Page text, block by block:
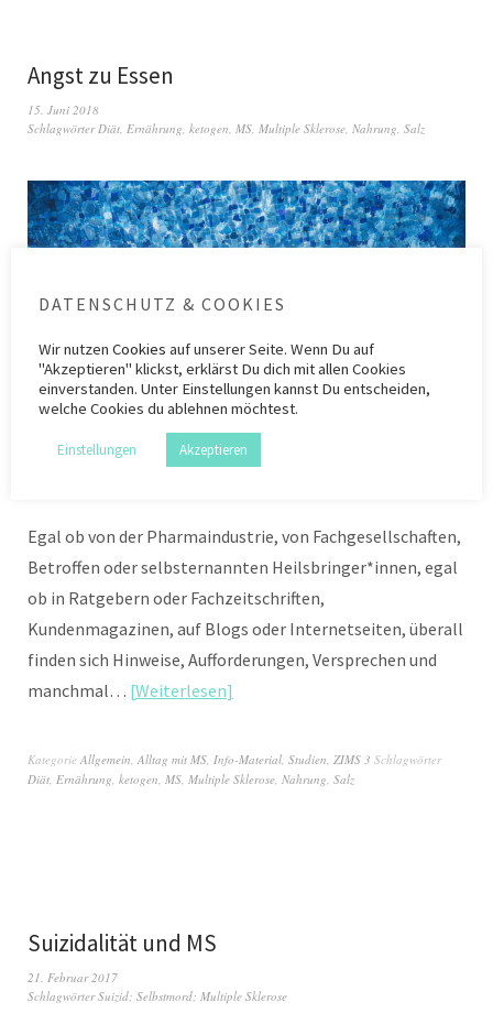
Angst zu Essen
15. Juni 2018
Schlagwörter Diät Ernährung ketogen MS Multiple Sklerose Nahrung Salz
Egal ob von der Pharmaindustrie, von Fachgesellschaften,
Betroffen oder selbsternannten Heilsbringer*innen, egal
ob in Ratgebern oder Fachzeitschriften,
Kundenmagazinen, auf Blogs oder Internetseiten, überall
finden sich Hinweise, Aufforderungen, Versprechen und
manchmal… Weiterlesen
Kategorie Allgemein, Alltag mit MS, Info-Material, Studien, ZIMS 3 Schlagwörter
Diät, Ernährung, ketogen, MS, Multiple Sklerose, Nahrung, Salz
Suizidalität und MS
21. Februar 2017
SchlagwörterSuizid; Selbstmord; Multiple Sklerose
DATENSCHUTZ & COOKIES
Wir nutzen Cookies auf unserer Seite. Wenn Du auf
"Akzeptieren" klickst, erklärst Du dich mit allen Cookies
einverstanden. Unter Einstellungen kannst Du entscheiden,
welche Cookies du ablehnen möchtest.
Einstellungen Akzeptieren